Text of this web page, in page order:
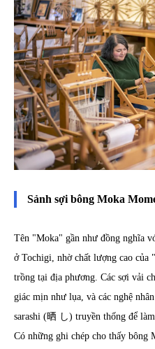
Sảnh sợi bông Moka
Tên "Moka" gần như đồng nghĩa
ở Tochigi, nhờ chất lượng cao
trồng tại địa phương. Các sợi vải
giác mịn như lụa, và các nghệ
sarashi (晒 し) truyền thống để
Có những ghi chép cho thấy bông